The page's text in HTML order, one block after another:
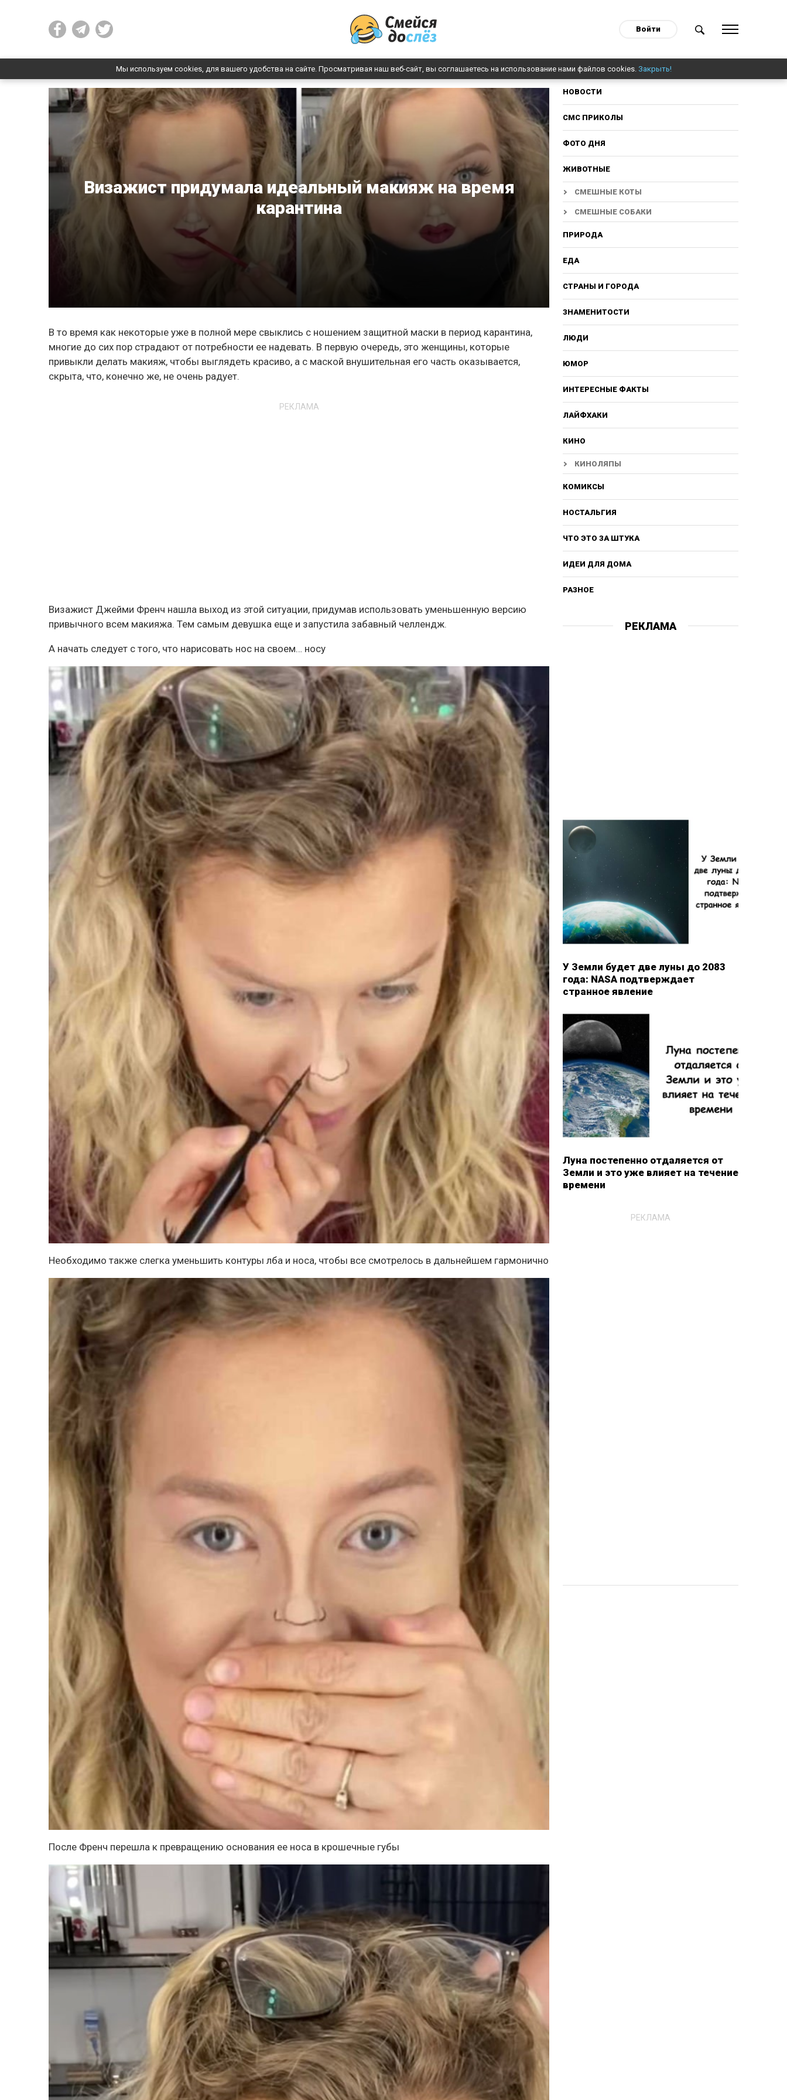
Войти
Мы используем cookies, для вашего удобства на сайте. Просматривая наш веб-сайт, вы соглашаетесь на использование нами файлов cookies. Закрыть!
Визажист придумала идеальный макияж на время
карантина
В то время как некоторые уже в полной мере свыклись с ношением защитной маски в период карантина,
многие до сих пор страдают от потребности ее надевать. В первую очередь, это женщины, которые
привыкли делать макияж, чтобы выглядеть красиво, а с маской внушительная его часть оказывается,
скрыта, что, конечно же, не очень радует.
РЕКЛАМА
Визажист Джейми Френч нашла выход из этой ситуации, придумав использовать уменьшенную версию
привычного всем макияжа. Тем самым девушка еще и запустила забавный челлендж.
А начать следует с того, что нарисовать нос на своем… носу
Необходимо также слегка уменьшить контуры лба и носа, чтобы все смотрелось в дальнейшем гармонично
После Френч перешла к превращению основания ее носа в крошечные губы
НОВОСТИ
СМС ПРИКОЛЫ
ФОТО ДНЯ
ЖИВОТНЫЕ
СМЕШНЫЕ КОТЫ
СМЕШНЫЕ СОБАКИ
ПРИРОДА
ЕДА
СТРАНЫ И ГОРОДА
ЗНАМЕНИТОСТИ
ЛЮДИ
ЮМОР
ИНТЕРЕСНЫЕ ФАКТЫ
ЛАЙФХАКИ
КИНО
КИНОЛЯПЫ
КОМИКСЫ
НОСТАЛЬГИЯ
ЧТО ЭТО ЗА ШТУКА
ИДЕИ ДЛЯ ДОМА
РАЗНОЕ
РЕКЛАМА
У Земли будет две луны до 2083
года: NASA подтверждает
странное явление
Луна постепенно отдаляется от
Земли и это уже влияет на течение
времени
РЕКЛАМА